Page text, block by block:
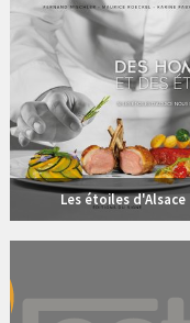
Les étoiles d'Alsace
2 vidéos